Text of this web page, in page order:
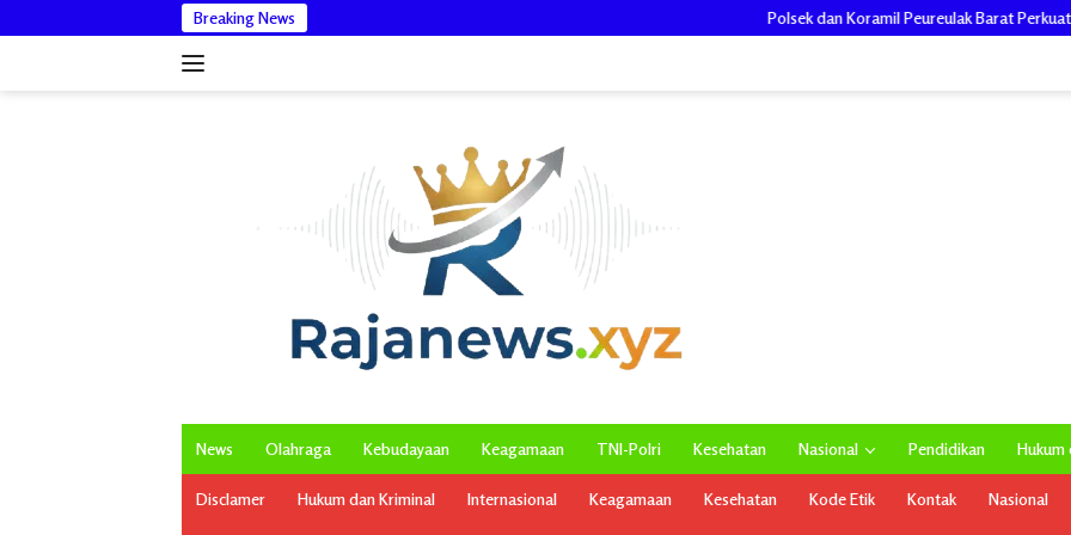
ke
Breaking News Polsek dan Koramil Peureulak Barat Perkuat Semangat
News Olahraga Kebudayaan Keagamaan TNI-Polri Kesehatan Nasional Pendidikan Hukum
Disclamer Hukum dan Kriminal Internasional Keagamaan Kesehatan Kode Etik Kontak Nasional